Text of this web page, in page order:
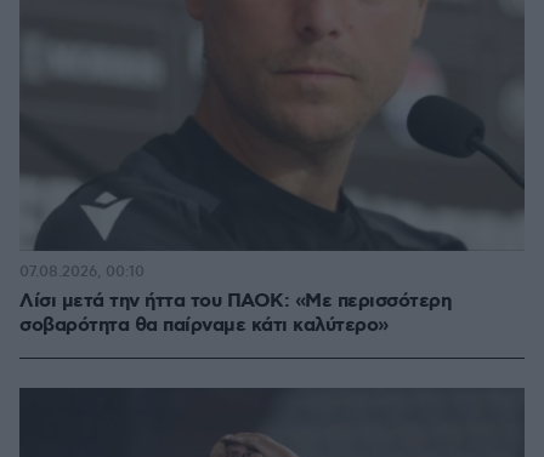
Λίσι μετά την ήττα του ΠΑΟΚ: «Με περισσότερη
σοβαρότητα θα παίρναμε κάτι καλύτερο»
07.08.2026, 00:10